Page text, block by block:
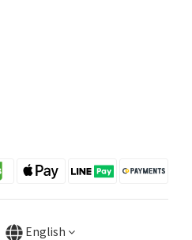
English